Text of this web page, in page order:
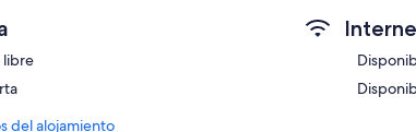
en Blue heaven ofrecen comodidades que incluyen wifi
gratuitos.
que hallarás en todas las habitaciones incluyen:
libre
del alojamiento